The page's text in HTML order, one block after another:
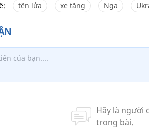
tên lửa xe tăng Nga